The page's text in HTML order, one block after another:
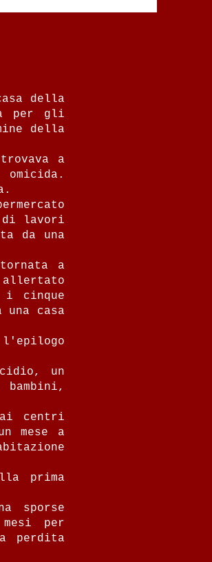
della
per gli
della
a
di lavori
da una
a
allertato
i cinque
casa
un
ai centri
mese a
prima
sporse
per
perdita